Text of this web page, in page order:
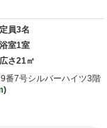
定員3名
浴室1室
広さ21㎡
番7号シルバーハイツ3階